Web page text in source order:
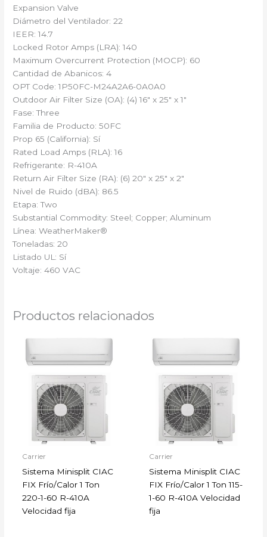
Expansion Valve
Diámetro del Ventilador: 22
IEER: 14.7
Locked Rotor Amps (LRA): 140
Maximum Overcurrent Protection (MOCP): 60
Cantidad de Abanicos: 4
OPT Code: 1P50FC-M24A2A6-0A0A0
Outdoor Air Filter Size (OA): (4) 16″ x 25″ x 1″
Fase: Three
Familia de Producto: 50FC
Prop 65 (California): Sí
Rated Load Amps (RLA): 16
Refrigerante: R-410A
Return Air Filter Size (RA): (6) 20″ x 25″ x 2″
Nivel de Ruido (dBA): 86.5
Etapa: Two
Substantial Commodity: Steel; Copper; Aluminum
Línea: WeatherMaker®
Toneladas: 20
Listado UL: Sí
Voltaje: 460 VAC
Productos relacionados
Carrier
Sistema Minisplit CIAC
FIX Frío/Calor 1 Ton
220-1-60 R-410A
Velocidad fija
Carrier
Sistema Minisplit CIAC
FIX Frío/Calor 1 Ton 115-
1-60 R-410A Velocidad
fija